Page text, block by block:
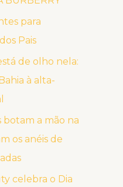
para
Pais
de olho nela:
à alta-
botam a mão na
os anéis de
celebra o Dia